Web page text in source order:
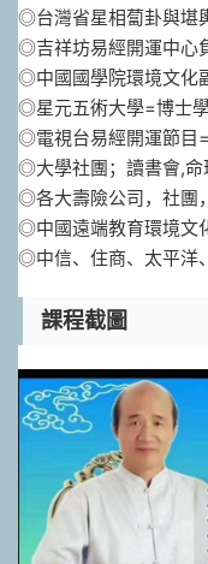
◎台灣省星相蔔卦與堪
◎吉祥坊易經開運中心
◎中國國學院環境文化
◎星元五術大學=博士學
◎電視台易經開運節目=
◎大學社團；讀書會,命
◎各大壽險公司，社團
◎中國遠端教育環境文
◎中信、住商、太平洋
課程截圖